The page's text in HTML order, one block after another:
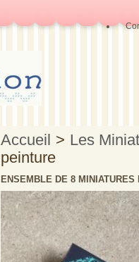
Accueil > Les
peinture
ENSEMBLE DE 8